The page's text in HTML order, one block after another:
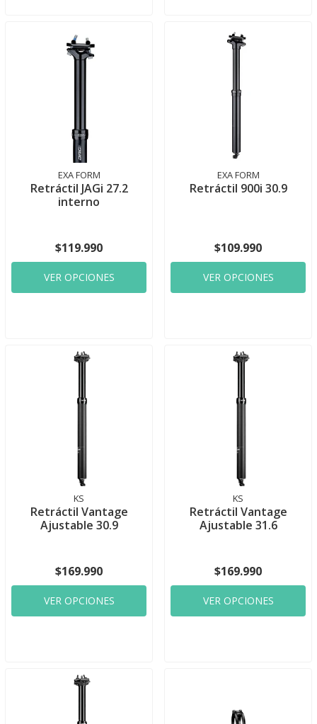
EXA FORM
Retráctil JAGi 27.2
interno
$119.990
VER OPCIONES
EXA FORM
Retráctil 900i 30.9
$109.990
VER OPCIONES
KS
Retráctil Vantage
Ajustable 30.9
$169.990
VER OPCIONES
KS
Retráctil Vantage
Ajustable 31.6
$169.990
VER OPCIONES